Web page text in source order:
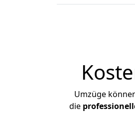
Umzüge
die